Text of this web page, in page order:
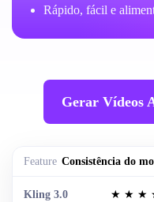
Rápido, fácil e
Gerar Vídeos
Consistência do
★ ★ ★